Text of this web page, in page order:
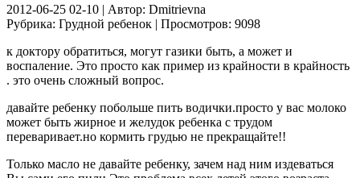
2012-06-25 02-10 | Автор: Dmitrievna
Рубрика: Грудной ребенок | Просмотров: 9098
к доктору обратиться, могут газики быть, а может и
воспаление. Это просто как пример из крайности в крайность
. это очень сложный вопрос.
давайте ребенку побольше пить водички.просто у вас молоко
может быть жирное и желудок ребенка с трудом
переваривает.но кормить грудью не прекращайте!!
Только масло не давайте ребенку, зачем над ним издеваться